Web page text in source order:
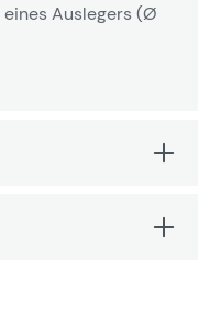
Auslegers (Ø